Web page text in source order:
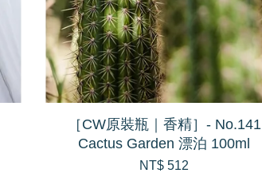
［CW原裝瓶｜香精］- No.141
Cactus Garden 漂泊 100ml
NT$ 512